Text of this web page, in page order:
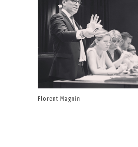
Florent Magnin